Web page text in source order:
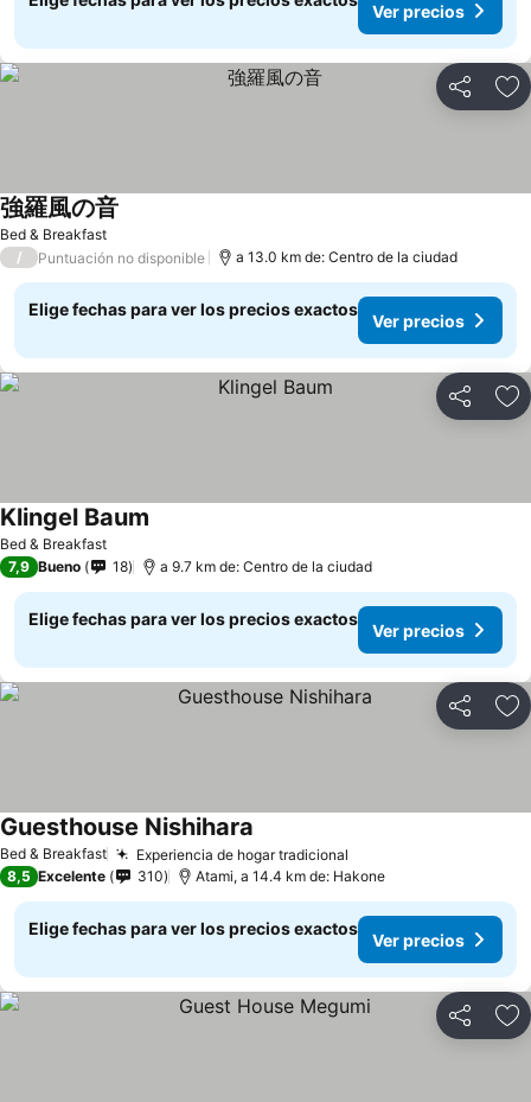
Ver precios
Compartir
Bed & Breakfast
強羅風の音
/ Puntuación no disponible a 13.0 km de: Centro de la ciudad
Elige fechas para ver los precios exactos
Ver precios
Compartir
Bed & Breakfast
Klingel Baum
7,9 Bueno 18 a 9.7 km de: Centro de la ciudad
Elige fechas para ver los precios exactos
Ver precios
Compartir
Bed & Breakfast Experiencia de hogar tradicional
Guesthouse Nishihara
8,5 Excelente 310 Atami, a 14.4 km de: Hakone
Elige fechas para ver los precios exactos
Ver precios
Compartir